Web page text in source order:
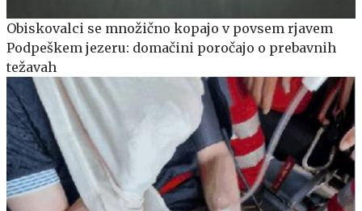
Obiskovalci se množično kopajo v povsem rjavem
Podpeškem jezeru: domačini poročajo o prebavnih
težavah